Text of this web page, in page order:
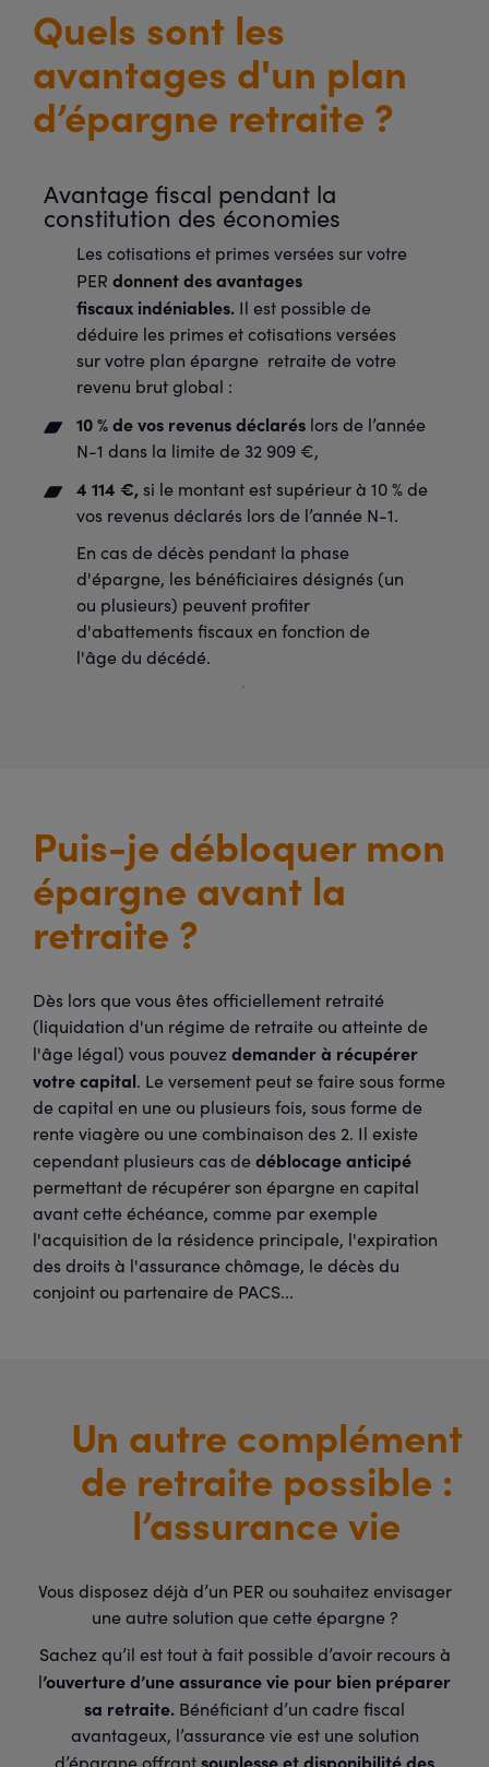
Quels sont les
avantages d'un plan
d’épargne retraite ?
Avantage fiscal pendant la
constitution des économies
Les cotisations et primes versées sur votre
PER donnent des avantages
fiscaux indéniables. Il est possible de
déduire les primes et cotisations versées
sur votre plan épargne retraite de votre
revenu brut global :
10 % de vos revenus déclarés lors de l’année
N-1 dans la limite de 32 909 €,
4 114 €, si le montant est supérieur à 10 % de
vos revenus déclarés lors de l’année N-1.
En cas de décès pendant la phase
d'épargne, les bénéficiaires désignés (un
ou plusieurs) peuvent profiter
d'abattements fiscaux en fonction de
l'âge du décédé.
Puis-je débloquer mon
épargne avant la
retraite ?
Dès lors que vous êtes officiellement retraité
(liquidation d'un régime de retraite ou atteinte de
l'âge légal) vous pouvez demander à récupérer
votre capital. Le versement peut se faire sous forme
de capital en une ou plusieurs fois, sous forme de
rente viagère ou une combinaison des 2. Il existe
cependant plusieurs cas dedéblocage anticipé
permettant de récupérer son épargne en capital
avant cette échéance, comme par exemple
l'acquisition de la résidence principale, l'expiration
des droits à l'assurance chômage, le décès du
conjoint ou partenaire de PACS...
Un autre complément
de retraite possible :
l’assurance vie
Vous disposez déjà d’un PER ou souhaitez envisager
une autre solution que cette épargne ?
Sachez qu’il est tout à fait possible d’avoir recours à
l’ouverture d’une assurance vie pour bien préparer
sa retraite. Bénéficiant d’un cadre fiscal
avantageux, l’assurance vie est une solution
d’épargne offrantsouplesse et disponibilité des